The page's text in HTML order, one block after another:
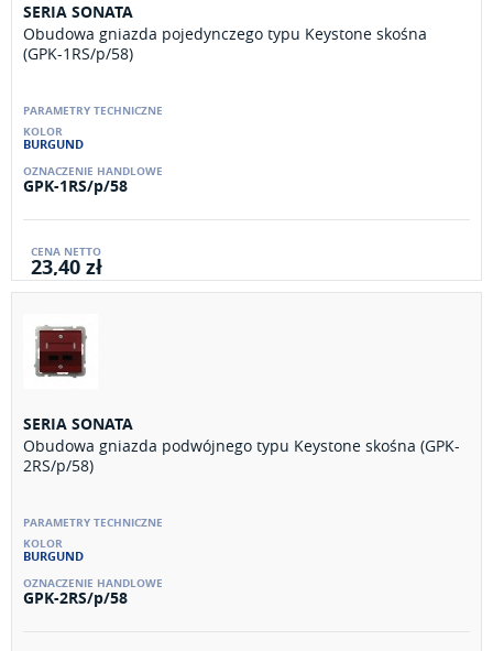
SERIA SONATA
Obudowa gniazda pojedynczego typu Keystone skośna
(GPK-1RS/p/58)
BURGUND
GPK-1RS/p/58
23,40 zł
SERIA SONATA
Obudowa gniazda podwójnego typu Keystone skośna (GPK-
2RS/p/58)
BURGUND
GPK-2RS/p/58